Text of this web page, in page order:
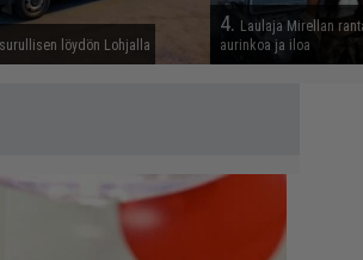
löydön Lohjalla
4. Laulaja Mirellan
aurinkoa ja iloa